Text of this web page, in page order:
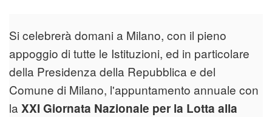
Si celebrerà domani a Milano, con il pieno
appoggio di tutte le Istituzioni, ed in particolare
della Presidenza della Repubblica e del
Comune di Milano, l'appuntamento annuale con
la XXI Giornata Nazionale per la Lotta alla